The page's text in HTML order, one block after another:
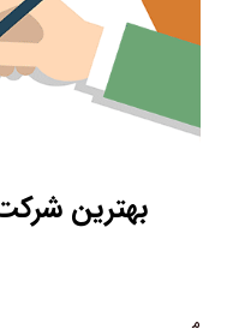
بهترین
م